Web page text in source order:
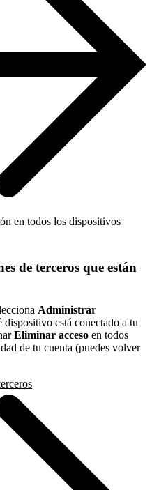
en todos los dispositivos
de terceros que están
Administrar
dispositivo está conectado a tu
Eliminar acceso en todos
de tu cuenta (puedes volver